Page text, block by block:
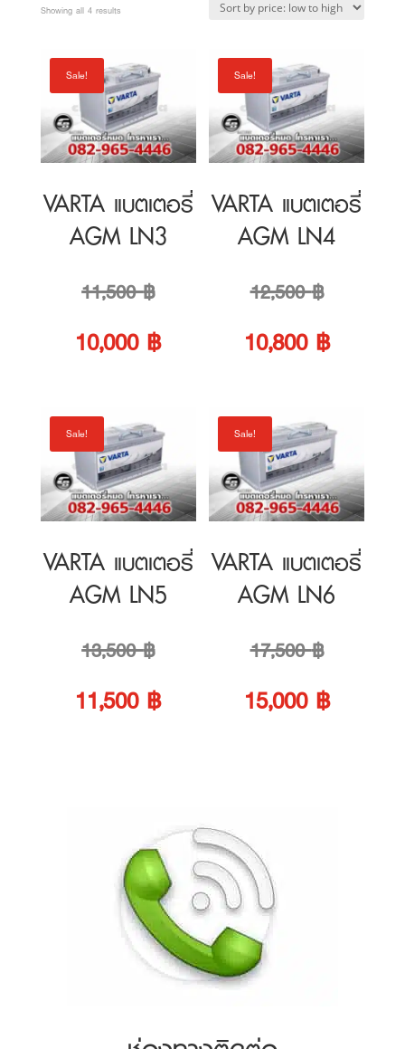
Showing all 4 resultsSorted
price:
low
to
high
Sale!
VARTA แบตเตอรี่
AGM LN3
11,500฿Original
price
11,500 ฿.
10,000 ฿Current
is:
10,000 ฿.
Sale!
VARTA แบตเตอรี่
AGM LN4
12,500฿Original
price
12,500 ฿.
10,800 ฿Current
is:
10,800
Sale!
VARTA แบตเตอรี่
AGM LN5
13,500฿Original
price
11,500 ฿Current
11,500 ฿.
Sale!
VARTA แบตเตอรี่
AGM LN6
17,500฿Original
price
15,000 ฿Current